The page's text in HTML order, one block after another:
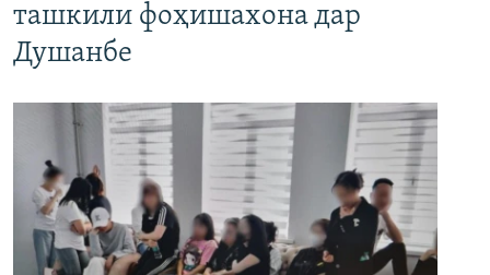
ташкили фоҳишахона дар
Душанбе